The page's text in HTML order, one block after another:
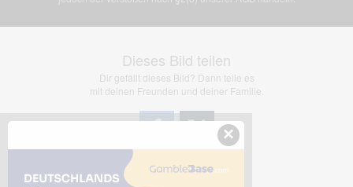
Dieses Bild teilen
Dir gefällt dieses Bild? Dann teile es
mit deinen Freunden und deiner Familie.
Share Links
×